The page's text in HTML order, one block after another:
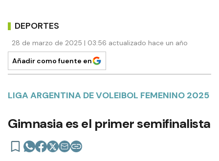
DEPORTES
28 de marzo de 2025 | 03:56 actualizado hace un año
Añadir como fuente en
LIGA ARGENTINA DE VOLEIBOL FEMENINO 2025
Gimnasia es el primer semifinalista